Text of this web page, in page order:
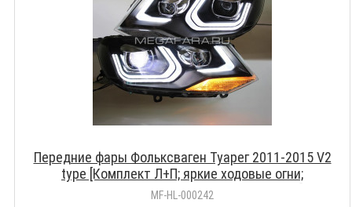
Передние фары Фольксваген Туарег 2011-2015 V2
type [Комплект Л+П; яркие ходовые огни;
электрокорректор; биксеноновая линза]
MF-HL-000242